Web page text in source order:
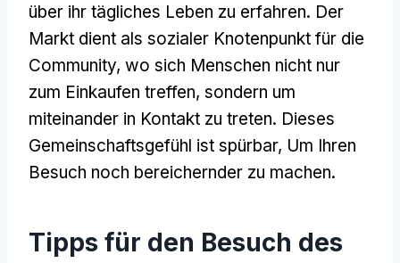
über ihr tägliches Leben zu erfahren. Der
Markt dient als sozialer Knotenpunkt für die
Community, wo sich Menschen nicht nur
zum Einkaufen treffen, sondern um
miteinander in Kontakt zu treten. Dieses
Gemeinschaftsgefühl ist spürbar, Um Ihren
Besuch noch bereichernder zu machen.
Tipps für den Besuch des